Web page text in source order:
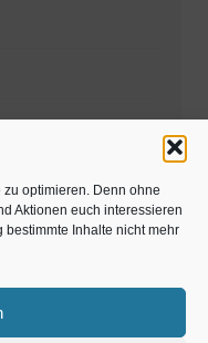
optimieren. Denn ohne
Aktionen euch interessieren
Inhalte nicht mehr